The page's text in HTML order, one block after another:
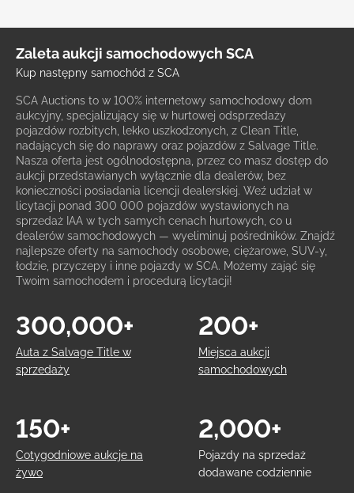
Zaleta aukcji samochodowych SCA
Kup następny samochód z SCA
SCA Auctions to w 100% internetowy samochodowy dom
aukcyjny, specjalizujący się w hurtowej odsprzedaży
pojazdów rozbitych, lekko uszkodzonych, z Clean Title,
nadających się do naprawy oraz pojazdów z Salvage Title.
Nasza oferta jest ogólnodostępna, przez co masz dostęp do
aukcji przedstawianych wyłącznie dla dealerów, bez
konieczności posiadania licencji dealerskiej. Weź udział w
licytacji ponad 300 000 pojazdów wystawionych na
sprzedaż IAA w tych samych cenach hurtowych, co u
dealerów samochodowych — wyeliminuj pośredników. Znajdź
najlepsze oferty na samochody osobowe, ciężarowe, SUV-y,
łodzie, przyczepy i inne pojazdy w SCA. Możemy zająć się
Twoim samochodem i procedurą licytacji!
Auta z Salvage Title w
sprzedaży
300,000+
Miejsca aukcji
samochodowych
200+
Cotygodniowe aukcje na
żywo
150+
Pojazdy na sprzedaż
dodawane codziennie
2,000+